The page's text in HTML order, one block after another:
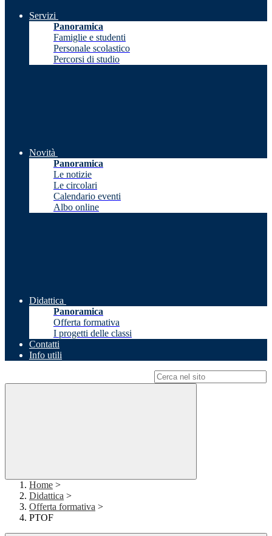
Servizi
Panoramica
Famiglie e studenti
Personale scolastico
Percorsi di studio
Novità
Panoramica
Le notizie
Le circolari
Calendario eventi
Albo online
Didattica
Panoramica
Offerta formativa
I progetti delle classi
Contatti
Info utili
Home >
Didattica >
Offerta formativa >
PTOF